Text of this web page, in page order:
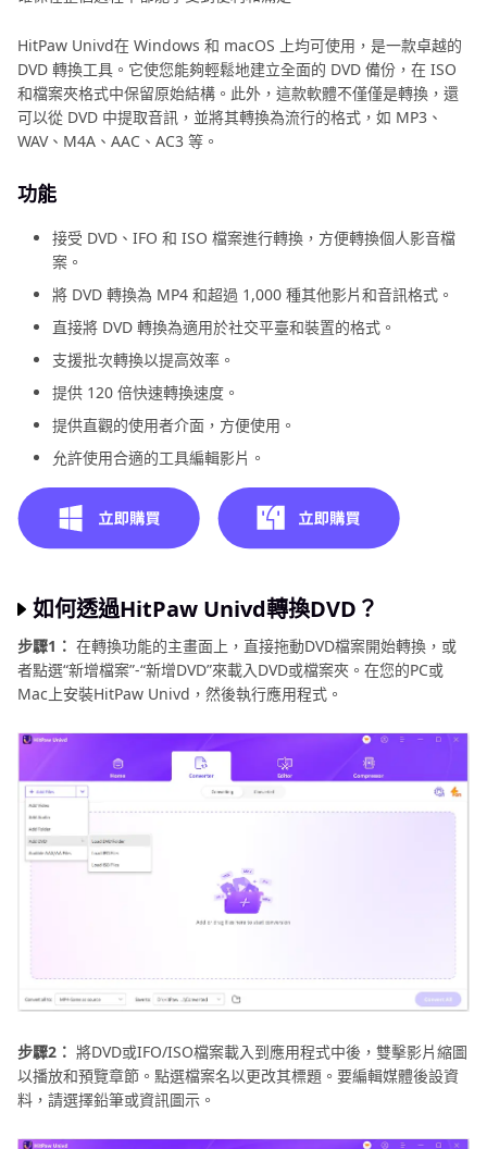
HitPaw Univd在 Windows 和 macOS 上均可使用，是一款卓越的
DVD 轉換工具。它使您能夠輕鬆地建立全面的 DVD 備份，在 ISO
和檔案夾格式中保留原始結構。此外，這款軟體不僅僅是轉換，還
可以從 DVD 中提取音訊，並將其轉換為流行的格式，如 MP3、
WAV、M4A、AAC、AC3 等。
功能
接受 DVD、IFO 和 ISO 檔案進行轉換，方便轉換個人影音檔
案。
將 DVD 轉換為 MP4 和超過 1,000 種其他影片和音訊格式。
直接將 DVD 轉換為適用於社交平臺和裝置的格式。
支援批次轉換以提高效率。
提供 120 倍快速轉換速度。
提供直觀的使用者介面，方便使用。
允許使用合適的工具編輯影片。
如何透過HitPaw Univd轉換DVD？
步驟1： 在轉換功能的主畫面上，直接拖動DVD檔案開始轉換，或
者點選“新增檔案”-“新增DVD”來載入DVD或檔案夾。在您的PC或
Mac上安裝HitPaw Univd，然後執行應用程式。
步驟2： 將DVD或IFO/ISO檔案載入到應用程式中後，雙擊影片縮圖
以播放和預覽章節。點選檔案名以更改其標題。要編輯媒體後設資
料，請選擇鉛筆或資訊圖示。